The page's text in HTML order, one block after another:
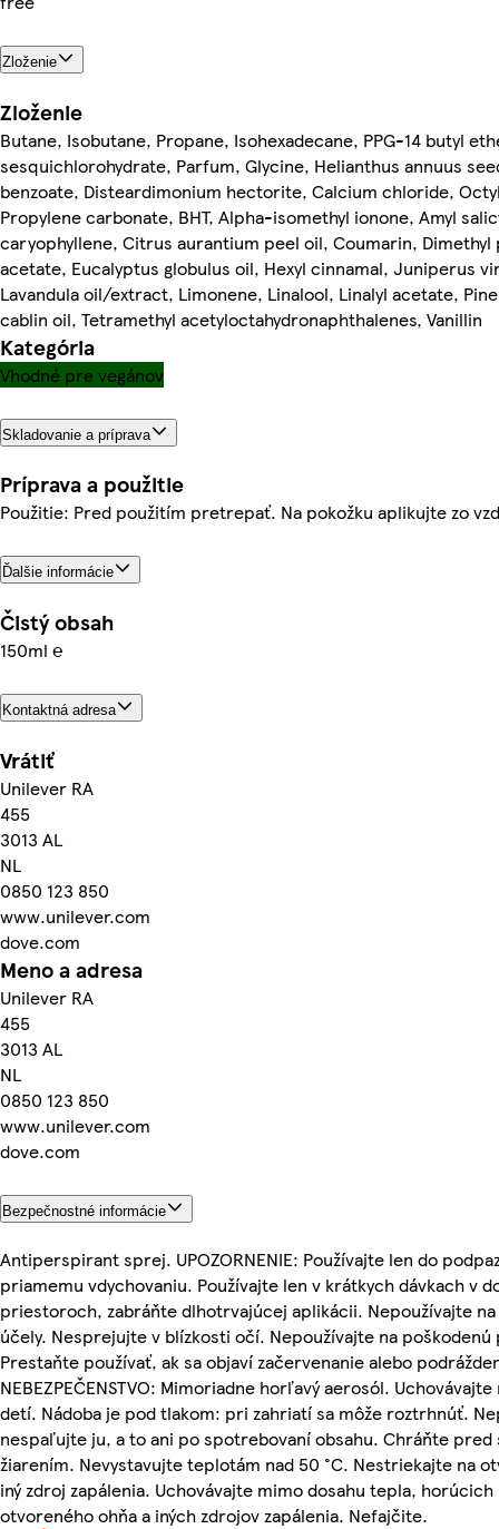
Zloženie
Zloženie
Butane, Isobutane, Propane, Isohexadecane, PPG-14 butyl
sesquichlorohydrate, Parfum, Glycine, Helianthus annuus
benzoate, Disteardimonium hectorite, Calcium chloride,
Propylene carbonate, BHT, Alpha-isomethyl ionone, Amyl
caryophyllene, Citrus aurantium peel oil, Coumarin, Dimethyl
acetate, Eucalyptus globulus oil, Hexyl cinnamal, Juniperus
Lavandula oil/extract, Limonene, Linalool, Linalyl acetate,
cablin oil, Tetramethyl acetyloctahydronaphthalenes, Vanillin
Kategória
Vhodné pre vegánov
Skladovanie a príprava
Príprava a použitie
Použitie: Pred použitím pretrepať. Na pokožku aplikujte zo
Ďalšie informácie
Čistý obsah
150ml ℮
Kontaktná adresa
Vrátiť
Unilever RA
455
3013 AL
NL
0850 123 850
www.unilever.com
dove.com
Meno a adresa
Unilever RA
455
3013 AL
NL
0850 123 850
www.unilever.com
dove.com
Bezpečnostné informácie
Antiperspirant sprej. UPOZORNENIE: Používajte len do
priamemu vdychovaniu. Používajte len v krátkych dávkach v
priestoroch, zabráňte dlhotrvajúcej aplikácii. Nepoužívajte
účely. Nesprejujte v blízkosti očí. Nepoužívajte na poškodenú
Prestaňte používať, ak sa objaví začervenanie alebo
NEBEZPEČENSTVO: Mimoriadne horľavý aerosól.
detí. Nádoba je pod tlakom: pri zahriatí sa môže roztrhnúť.
nespaľujte ju, a to ani po spotrebovaní obsahu. Chráňte pred
žiarením. Nevystavujte teplotám nad 50 °C. Nestriekajte na
iný zdroj zapálenia. Uchovávajte mimo dosahu tepla,
otvoreného ohňa a iných zdrojov zapálenia. Nefajčite.